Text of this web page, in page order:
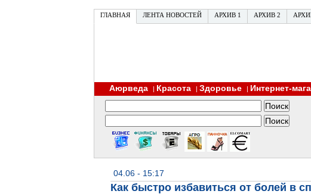
ГЛАВНАЯ ЛЕНТА НОВОСТЕЙ АРХИВ 1 АРХИВ 2
Аюрведа | Красота | Здоровье | Интернет-
04.06 - 15:17
Как быстро избавиться от болей в